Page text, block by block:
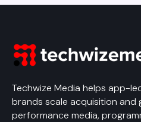
Techwize Media helps app-
brands scale acquisition and
performance media,